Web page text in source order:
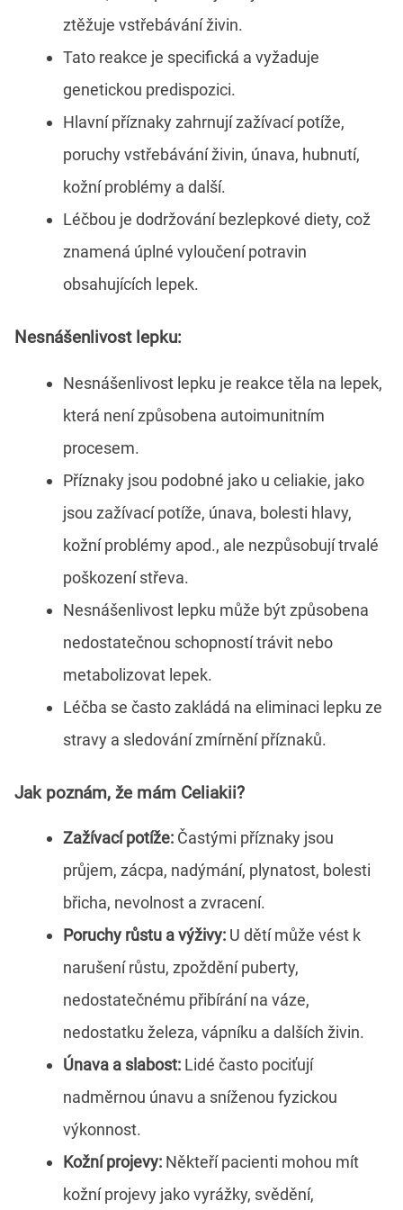
ztěžuje vstřebávání živin.
Tato reakce je specifická a vyžaduje
genetickou predispozici.
Hlavní příznaky zahrnují zažívací potíže,
poruchy vstřebávání živin, únava, hubnutí,
kožní problémy a další.
Léčbou je dodržování bezlepkové diety, což
znamená úplné vyloučení potravin
obsahujících lepek.
Nesnášenlivost lepku:
Nesnášenlivost lepku je reakce těla na lepek,
která není způsobena autoimunitním
procesem.
Příznaky jsou podobné jako u celiakie, jako
jsou zažívací potíže, únava, bolesti hlavy,
kožní problémy apod., ale nezpůsobují trvalé
poškození střeva.
Nesnášenlivost lepku může být způsobena
nedostatečnou schopností trávit nebo
metabolizovat lepek.
Léčba se často zakládá na eliminaci lepku ze
stravy a sledování zmírnění příznaků.
Jak poznám, že mám Celiakii?
Zažívací potíže: Častými příznaky jsou
průjem, zácpa, nadýmání, plynatost, bolesti
břicha, nevolnost a zvracení.
Poruchy růstu a výživy: U dětí může vést k
narušení růstu, zpoždění puberty,
nedostatečnému přibírání na váze,
nedostatku železa, vápníku a dalších živin.
Únava a slabost: Lidé často pociťují
nadměrnou únavu a sníženou fyzickou
výkonnost.
Kožní projevy: Někteří pacienti mohou mít
kožní projevy jako vyrážky, svědění,